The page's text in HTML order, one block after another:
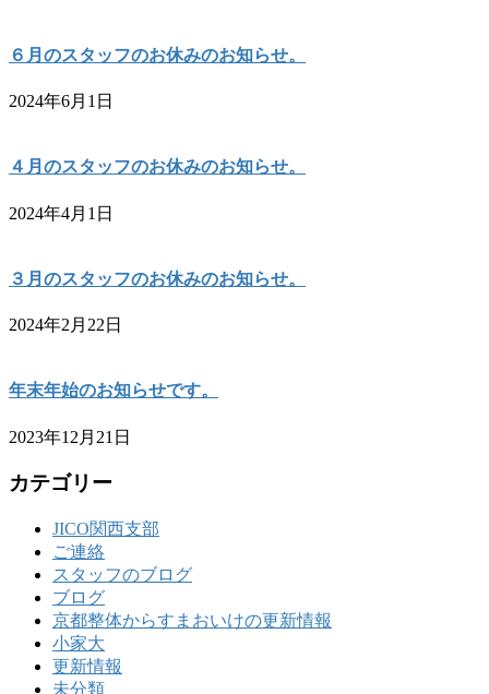
６月のスタッフのお休みのお知らせ。
2024年6月1日
４月のスタッフのお休みのお知らせ。
2024年4月1日
３月のスタッフのお休みのお知らせ。
2024年2月22日
年末年始のお知らせです。
2023年12月21日
カテゴリー
JICO関西支部
ご連絡
スタッフのブログ
ブログ
京都整体からすまおいけの更新情報
小家大
更新情報
未分類